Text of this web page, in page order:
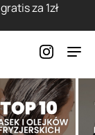
za 1zł